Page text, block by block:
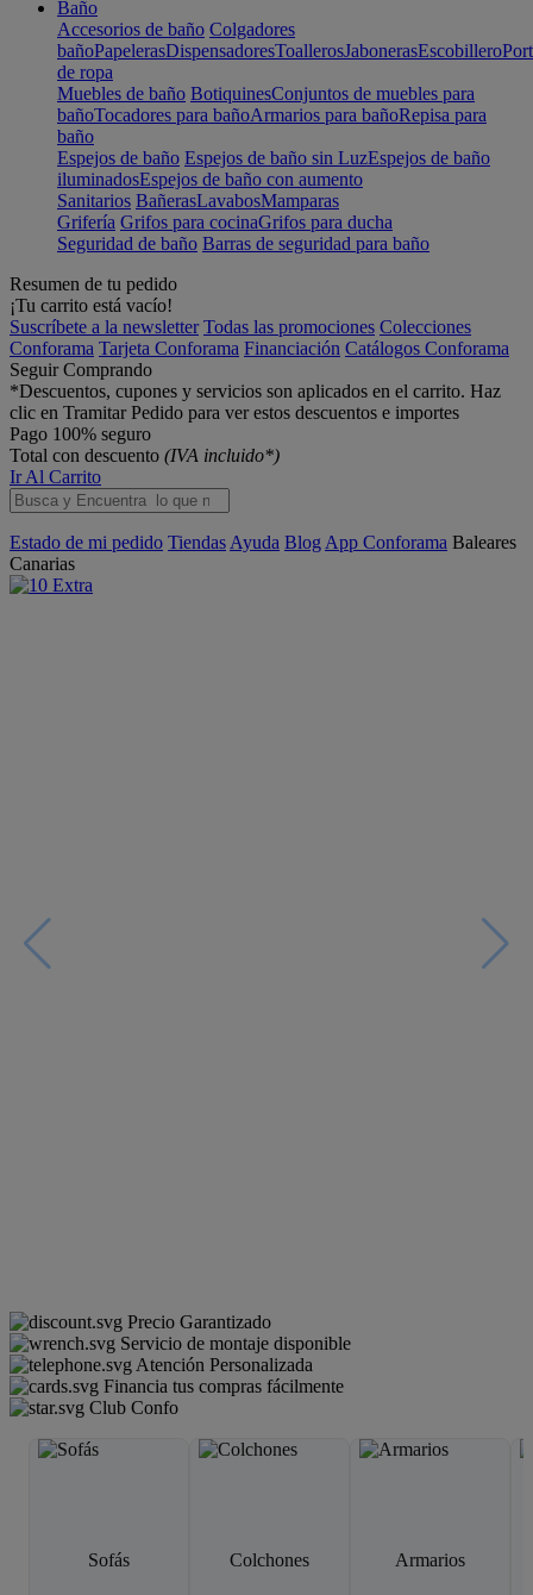
Baño
Accesorios de baño Colgadores
bañoPapelerasDispensadoresToallerosJabonerasEscobillero
de ropa
Muebles de baño BotiquinesConjuntos de muebles para
bañoTocadores para bañoArmarios para bañoRepisa para
baño
Espejos de baño Espejos de baño sin LuzEspejos de baño
iluminadosEspejos de baño con aumento
Sanitarios BañerasLavabosMamparas
Grifería Grifos para cocinaGrifos para ducha
Seguridad de baño Barras de seguridad para baño
Resumen de tu pedido
¡Tu carrito está vacío!
Suscríbete a la newsletter Todas las promociones Colecciones
Conforama Tarjeta Conforama Financiación Catálogos Conforama
Seguir Comprando
*Descuentos, cupones y servicios son aplicados en el carrito. Haz
clic en Tramitar Pedido para ver estos descuentos e importes
Pago 100% seguro
Total con descuento (IVA incluido*)
Ir Al Carrito
Estado de mi pedido Tiendas Ayuda Blog App Conforama Baleares
Canarias
Precio Garantizado
Servicio de montaje disponible
Atención Personalizada
Financia tus compras fácilmente
Club Confo
Sofás Colchones Armarios